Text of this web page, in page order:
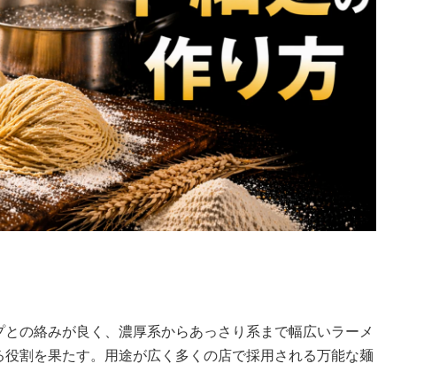
の絡みが良く、濃厚系からあっさり系まで幅広いラーメ
割を果たす。用途が広く多くの店で採用される万能な麺